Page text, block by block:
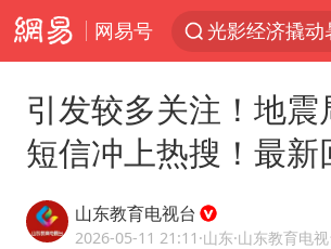
网易号
《欢迎来龙餐
情侣福建平潭
引发较多关注！地震
短信冲上热搜！最新
山东教育电视台
2026-05-11 21:11 ·山东